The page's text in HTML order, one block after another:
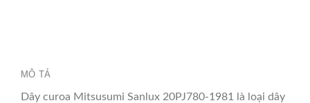
MÔ TẢ
Dây curoa Mitsusumi Sanlux 20PJ780-1981 là loại dây